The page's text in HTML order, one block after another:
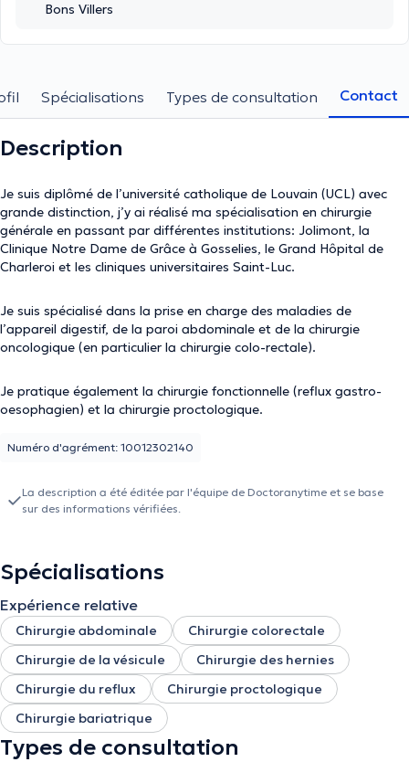
Bons Villers
Spécialisations Types de consultation Contact
Description
Je suis diplômé de l’université catholique de Louvain (UCL) avec
grande distinction, j’y ai réalisé ma spécialisation en chirurgie
générale en passant par différentes institutions: Jolimont, la
Clinique Notre Dame de Grâce à Gosselies, le Grand Hôpital de
Charleroi et les cliniques universitaires Saint-Luc.
Je suis spécialisé dans la prise en charge des maladies de
l’appareil digestif, de la paroi abdominale et de la chirurgie
oncologique (en particulier la chirurgie colo-rectale).
Je pratique également la chirurgie fonctionnelle (reflux gastro-
oesophagien) et la chirurgie proctologique.
Numéro d'agrément: 10012302140
La description a été éditée par l'équipe de Doctoranytime et se base
sur des informations vérifiées.
Spécialisations
Expérience relative
Chirurgie abdominale
Chirurgie colorectale
Chirurgie de la vésicule
Chirurgie des hernies
Chirurgie du reflux
Chirurgie proctologique
Chirurgie bariatrique
Types de consultation